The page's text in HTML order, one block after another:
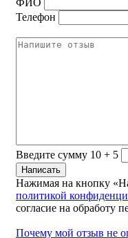
Телефон
Введите сумму 10 + 5
Нажимая на кнопку
политикой
согласие на обработу
Почему мой отзыв не